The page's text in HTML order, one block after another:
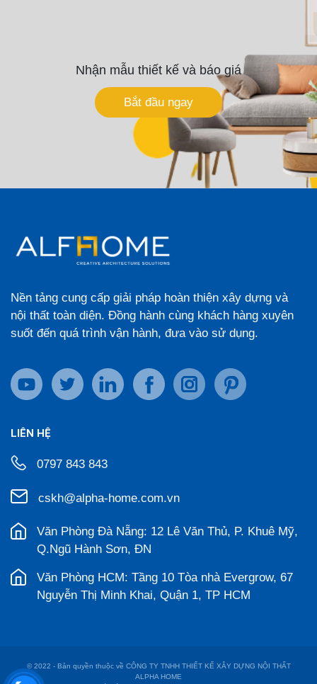
Nhận mẫu thiết kế và báo giá
Bắt đầu ngay
Nền tảng cung cấp giải pháp hoàn thiện xây dựng và
nội thất toàn diện. Đồng hành cùng khách hàng xuyên
suốt đến quá trình vận hành, đưa vào sử dụng.
LIÊN HỆ
0797 843 843
cskh@alpha-home.com.vn
Văn Phòng Đà Nẵng: 12 Lê Văn Thủ, P. Khuê Mỹ,
Q.Ngũ Hành Sơn, ĐN
Văn Phòng HCM: Tầng 10 Tòa nhà Evergrow, 67
Nguyễn Thị Minh Khai, Quận 1, TP HCM
© 2022 - Bản quyền thuộc về CÔNG TY TNHH THIẾT KẾ XÂY DỰNG NỘI THẤT
ALPHA HOME